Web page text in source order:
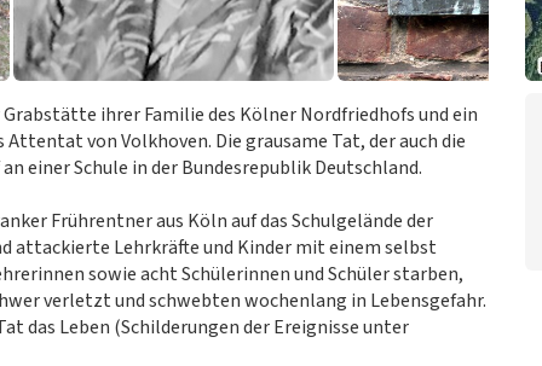
ihrer Familie des Kölner Nordfriedhofs und ein
von Volkhoven. Die grausame Tat, der auch die
einer Schule in der Bundesrepublik Deutschland.
Frührentner aus Köln auf das Schulgelände der
attackierte Lehrkräfte und Kinder mit einem selbst
sowie acht Schülerinnen und Schüler starben,
verletzt und schwebten wochenlang in Lebensgefahr.
das Leben (Schilderungen der Ereignisse unter